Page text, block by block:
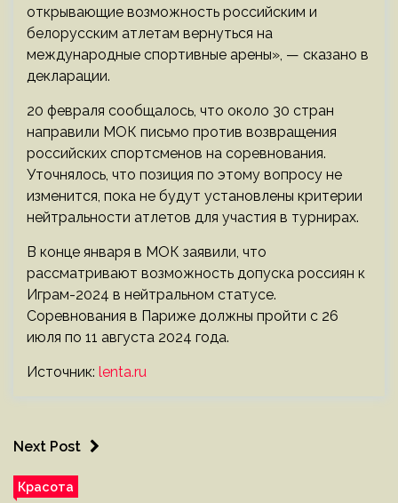
открывающие возможность российским и
белорусским атлетам вернуться на
международные спортивные арены», — сказано в
декларации.
20 февраля сообщалось, что около 30 стран
направили МОК письмо против возвращения
российских спортсменов на соревнования.
Уточнялось, что позиция по этому вопросу не
изменится, пока не будут установлены критерии
нейтральности атлетов для участия в турнирах.
В конце января в МОК заявили, что
рассматривают возможность допуска россиян к
Играм-2024 в нейтральном статусе.
Соревнования в Париже должны пройти с 26
июля по 11 августа 2024 года.
Источник: lenta.ru
Next Post
Красота